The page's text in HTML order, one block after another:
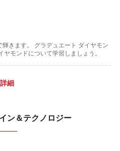
きます。 グラデュエート ダイヤモン
ヤモンドについて学習しましょう。
詳細
ン＆テクノロジー